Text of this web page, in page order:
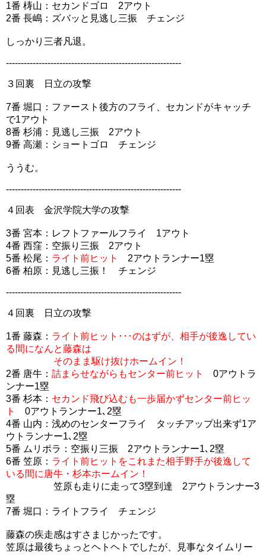
1番 梼山：セカンドゴロ 2アウト
2番 長嶋：ズバッと見逃し三振 チェンジ
しっかり三者凡退。
-----------------------------------------------------------
３回裏 日立の攻撃
7番 堀口：ファースト後方のフライ、セカンドがキャッチ
で1アウト
8番 杉浦：見逃し三振 2アウト
9番 高瀬：ショートゴロ チェンジ
ううむ。
-----------------------------------------------------------
４回表 金沢学院大学の攻撃
3番 宮本：レフトファールフライ 1アウト
4番 西窪：空振り三振 2アウト
5番 松尾： ライト前ヒット
2アウトランナー1塁
6番 柏原：見逃し三振！ チェンジ
-----------------------------------------------------------
４回裏 日立の攻撃
1番 藤森： ライト前ヒット･･･のはずが、相手が後逸してい
る間になんと藤森は
そのまま駆け抜けホームイン！
2番 唐牛： 詰まらせながらもセンター前ヒット
0アウトラ
ンナー1塁
3番 杉本： セカンド飛び込むも一歩届かずセンター前ヒッ
ト
0アウトランナー1､2塁
4番 山内：浅めのセンターフライ タッチアップ出来ず1ア
ウトランナー1､2塁
5番 ムリポラ：空振り三振 2アウトランナー1､2塁
6番 笠原： ライト前ヒットをこれまた相手野手が後逸して
いる間に唐牛・杉本ホームイン！
笠原も走りに走って3塁到達 2アウトランナー3
塁
7番 堀口：ライトフライ チェンジ
藤森の疾走感はすさまじかったです。
笠原は最後ちょっとヘトヘトでしたが、見事なタイムリー